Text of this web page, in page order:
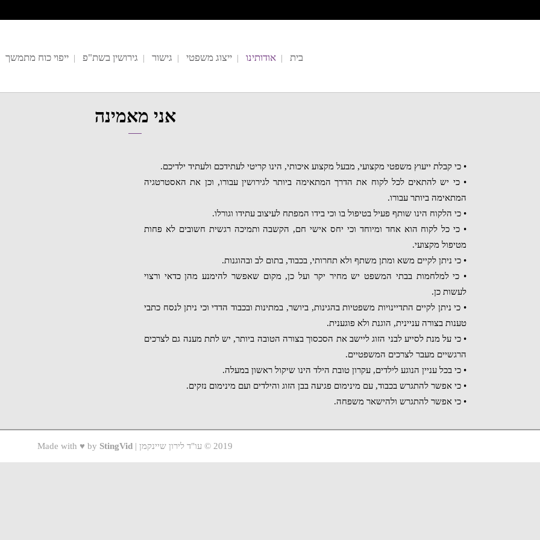
בית אודותינו ייצוג משפטי גישור גירושין בשת"פ ייפוי כוח מתמשך
אני מאמינה
• כי קבלת ייעוץ משפטי מקצועי, מבעל מקצוע איכותי, הינו קריטי לעתידכם ולעתיד ילדיכם.
• כי יש להתאים לכל לקוח את הדרך המתאימה ביותר לגירושין עבורו, וכן את האסטרטגיה
המתאימה ביותר עבורו.
• כי הלקוח הינו שותף פעיל בטיפול בו וכי בידו המפתח לעיצוב עתידו וגורלו.
• כי כל לקוח הוא אחד ומיוחד וכי יחס אישי חם, הקשבה ותמיכה רגשית חשובים לא פחות
מטיפול מקצועי.
• כי ניתן לקיים משא ומתן משתף ולא תחרותי, בכבוד, בתום לב ובהוגנות.
• כי למלחמות בבתי המשפט יש מחיר יקר ועל כן, מקום שאפשר להימנע מהן כדאי ורצוי
לעשות כן.
• כי ניתן לקיים התדיינויות משפטיות בהגינות, ביושר, במתינות ובכבוד הדדי וכי ניתן לנסח כתבי
טענות בצורה עניינית, הוגנת ולא פוגענית.
• כי על מנת לסייע לבני הזוג ליישב את הסכסוך בצורה הטובה ביותר, יש לתת מענה גם לצרכים
הרגשיים מעבר לצרכים המשפטיים.
• כי בכל עניין הנוגע לילדים, עקרון טובת הילד הינו שיקול ראשון במעלה.
• כי אפשר להתגרש בכבוד, עם מינימום פגיעה בבן הזוג והילדים ועם מינימום נזקים.
• כי אפשר להתגרש ולהישאר משפחה.
2019 © עו"ד לירון שיינקמן | Made with ♥ by StingVid